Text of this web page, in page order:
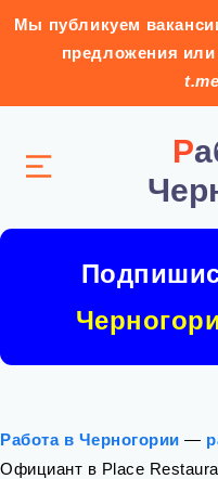
Мы публикуем
предложения
Работа в
Работа в Черногории —
Официант в Place